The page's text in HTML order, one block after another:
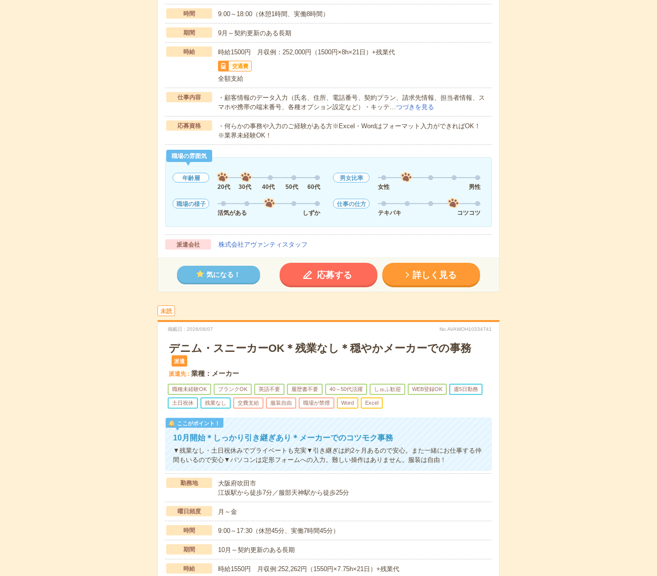
時間 9:00～18:00（休憩1時間、実働8時間）
期間 9月～契約更新のある長期
時給 時給1500円 月収例：252,000円（1500円×8h×21日）+残業代
交通費
全額支給
仕事内容
・顧客情報のデータ入力（氏名、住所、電話番号、契約プラン、請求先情報、担当者情報、ス
マホや携帯の端末番号、各種オプション設定など）・キッテ…つづきを見る
応募資格
・何らかの事務や入力のご経験がある方※Excel・Wordはフォーマット入力ができればOK！
※業界未経験OK！
職場の雰囲気
年齢層
20代
30代 40代 50代 60代
男女比率
女性
男性
職場の様子
活気がある
しずか
仕事の仕方
テキパキ
コツコツ
派遣会社 株式会社アヴァンティスタッフ
気になる！ 応募する 詳しく見る
未読
掲載日 2026/08/07 No.AVAWOH10334741
デニム・スニーカーOK＊残業なし＊穏やかメーカーでの事務
派遣
派遣先 業種：メーカー
職種未経験OK ブランクOK 英語不要 履歴書不要 40～50代活躍 しゅふ歓迎 WEB登録OK 週5日勤務
土日祝休 残業なし 交費支給 服装自由 職場が禁煙 Word Excel
ここがポイント！
10月開始＊しっかり引き継ぎあり＊メーカーでのコツモク事務
▼残業なし・土日祝休みでプライベートも充実▼引き継ぎは約2ヶ月あるので安心。また一緒にお仕事する仲
間もいるので安心▼パソコンは定形フォームへの入力。難しい操作はありません。服装は自由！
勤務地
大阪府吹田市
江坂駅から徒歩7分／服部天神駅から徒歩25分
曜日頻度 月～金
時間 9:00～17:30（休憩45分、実働7時間45分）
期間 10月～契約更新のある長期
時給 時給1550円 月収例:252,262円（1550円×7.75h×21日）+残業代